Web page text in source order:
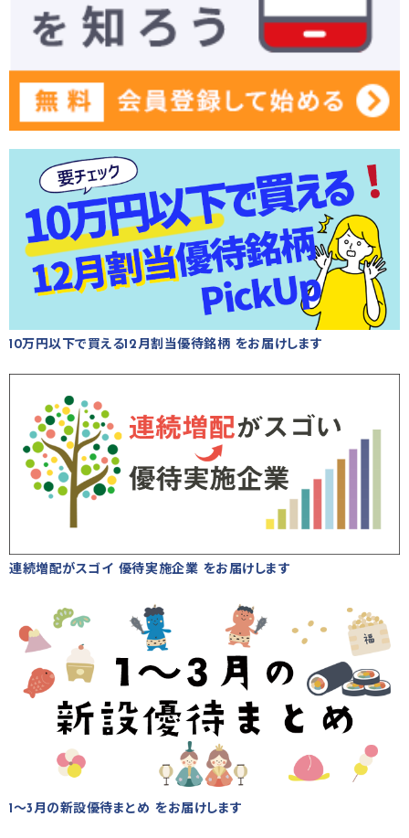
10万円以下で買える12月割当優待銘柄 をお届けします
連続増配がスゴイ 優待実施企業 をお届けします
1～3月の新設優待まとめ をお届けします